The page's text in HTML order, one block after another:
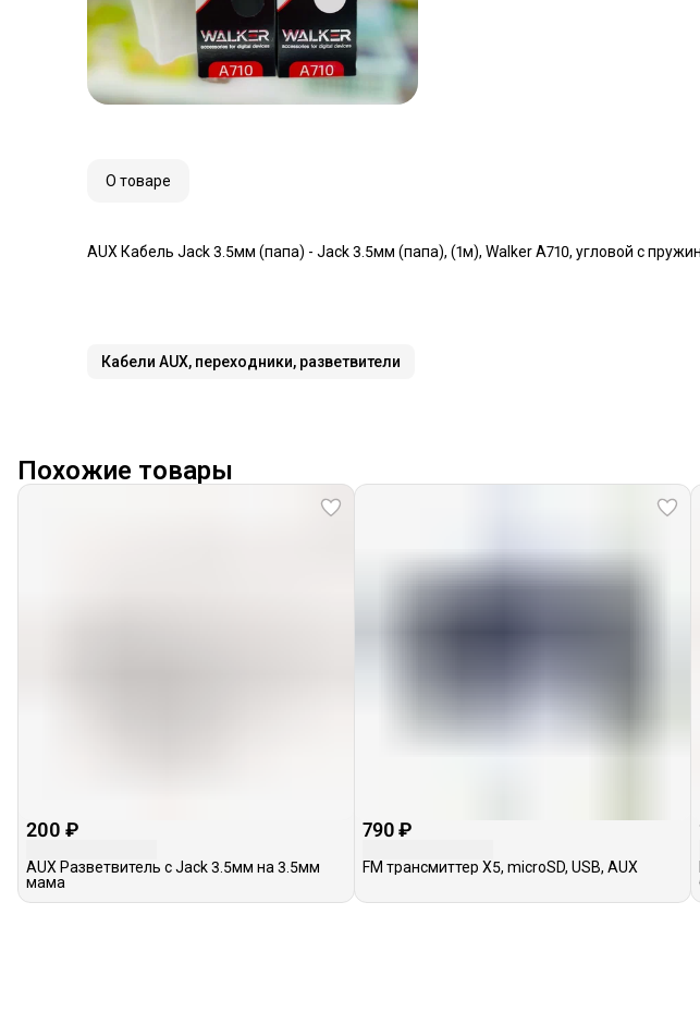
О товаре
AUX Кабель Jack 3.5мм (папа) - Jack 3.5мм (папа), (1м), Walker A710, угловой с
Кабели AUX, переходники, разветвители
Похожие товары
200 ₽
AUX Разветвитель с Jack 3.5мм на 3.5мм
мама
790 ₽
FM трансмиттер X5, microSD, USB, AUX